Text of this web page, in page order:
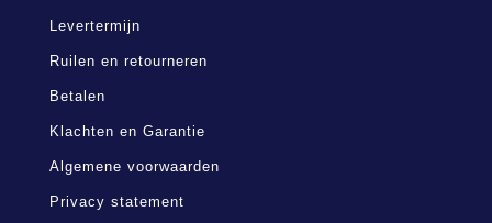
Levertermijn
Ruilen en retourneren
Betalen
Klachten en Garantie
Algemene voorwaarden
Privacy statement